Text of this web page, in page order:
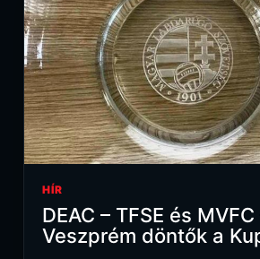
HÍR
DEAC – TFSE és MVFC
Veszprém döntők a